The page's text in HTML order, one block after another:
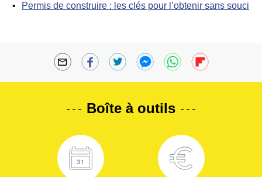
Permis de construire : les clés pour l’obtenir sans souci
Boîte à outils